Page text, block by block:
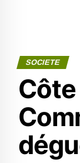
SOCIETE
Côte